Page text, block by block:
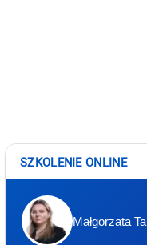
SZKOLENIE ONLINE
Małgorzata